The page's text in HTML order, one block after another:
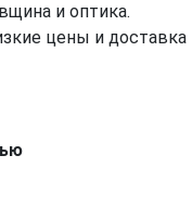
и оптика.
цены и доставка